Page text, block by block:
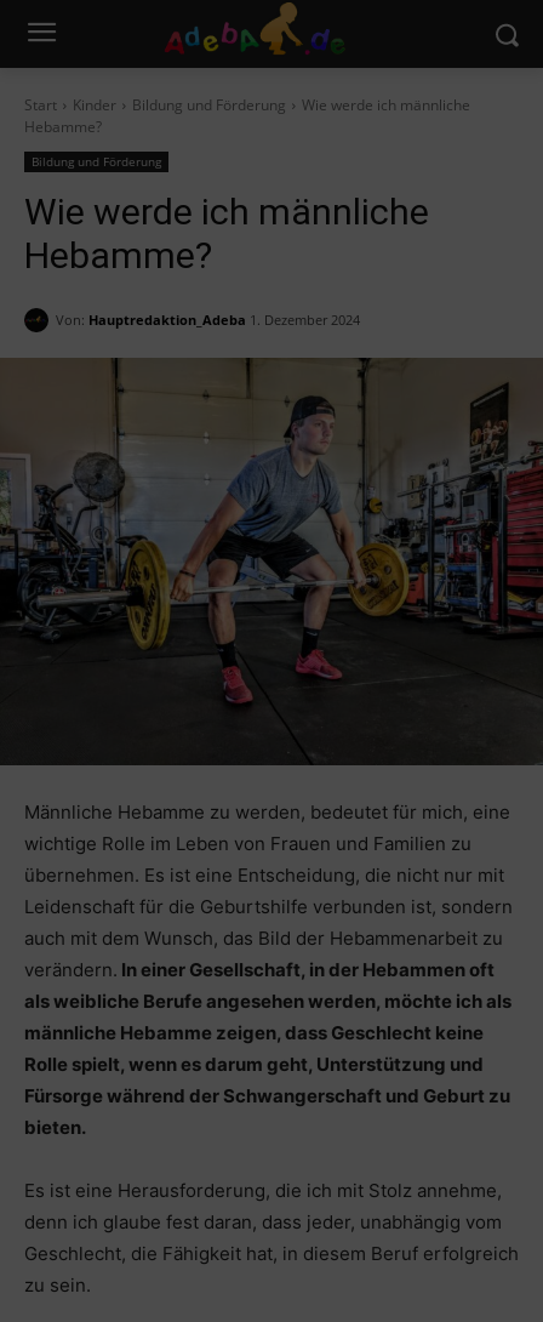
Start Kinder Bildung und Förderung
Wie werde ich männliche
Hebamme?
Bildung und Förderung
Wie werde ich männliche
Hebamme?
Von: Hauptredaktion_Adeba 1. Dezember 2024
Männliche Hebamme zu werden, bedeutet für mich, eine
wichtige Rolle im Leben von Frauen und Familien zu
übernehmen. Es ist eine Entscheidung, die nicht nur mit
Leidenschaft für die Geburtshilfe verbunden ist, sondern
auch mit dem Wunsch, das Bild der Hebammenarbeit zu
verändern. In einer Gesellschaft, in der Hebammen oft
als weibliche Berufe angesehen werden, möchte ich als
männliche Hebamme zeigen, dass Geschlecht keine
Rolle spielt, wenn es darum geht, Unterstützung und
Fürsorge während der Schwangerschaft und Geburt zu
bieten.
Es ist eine Herausforderung, die ich mit Stolz annehme,
denn ich glaube fest daran, dass jeder, unabhängig vom
Geschlecht, die Fähigkeit hat, in diesem Beruf erfolgreich
zu sein.